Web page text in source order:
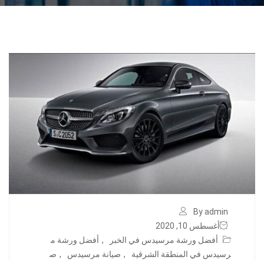
By admin
أغسطس 10, 2020
أفضل ورشة مرسيدس في الخبر
, أفضل ورشة م
رسيدس في المنطقة الشرقية
, صيانة مرسيدس , ص